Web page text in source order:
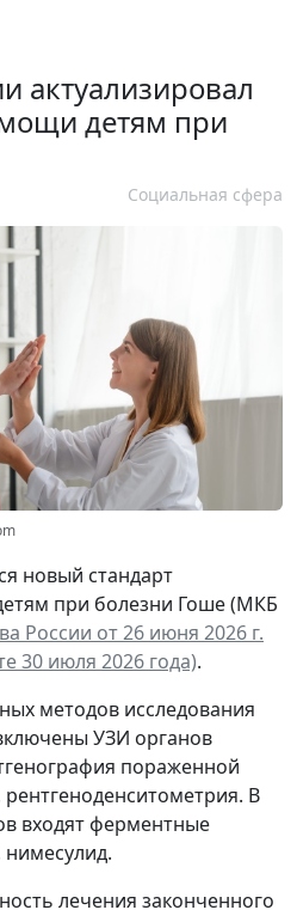
актуализировал
детям при
Социальная сфера
новый стандарт
при болезни Гоше (МКБ
России от 26 июня 2026 г.
30 июля 2026 года).
методов исследования
УЗИ органов
пораженной
рентгеноденситометрия. В
входят ферментные
лечения законченного